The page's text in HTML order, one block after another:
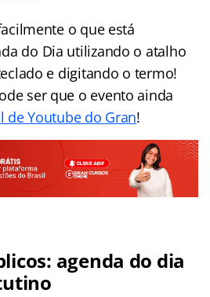
o que está
do Dia utilizando o atalho
e digitando o termo!
ser que o evento ainda
de Youtube do Gran!
agenda do dia